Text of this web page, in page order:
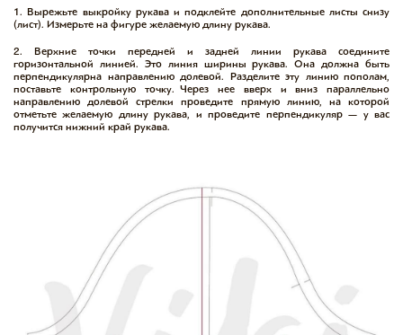
1. Вырежьте выкройку рукава и подклейте дополнительные листы снизу
(лист). Измерьте на фигуре желаемую длину рукава.
2. Верхние точки передней и задней линии рукава соедините
горизонтальной линией. Это линия ширины рукава. Она должна быть
перпендикулярна направлению долевой. Разделите эту линию пополам,
поставьте контрольную точку. Через нее вверх и вниз параллельно
направлению долевой стрелки проведите прямую линию, на которой
отметьте желаемую длину рукава, и проведите перпендикуляр — у вас
получится нижний край рукава.